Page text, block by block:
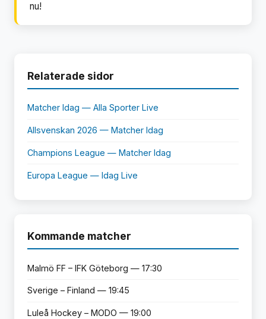
nu!
Relaterade sidor
Matcher Idag — Alla Sporter Live
Allsvenskan 2026 — Matcher Idag
Champions League — Matcher Idag
Europa League — Idag Live
Kommande matcher
Malmö FF – IFK Göteborg — 17:30
Sverige – Finland — 19:45
Luleå Hockey – MODO — 19:00